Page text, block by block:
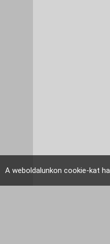
A weboldalunkon cookie-kat